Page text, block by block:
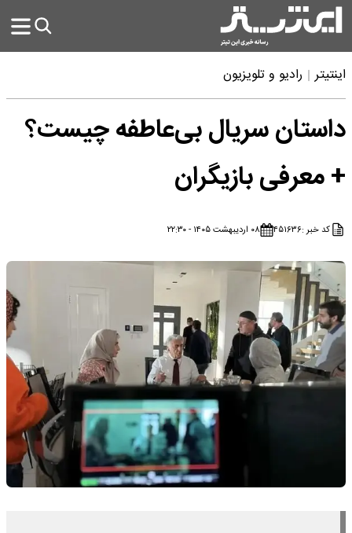
اینتیتر رادیو و تلویزیون
داستان سریال بی‌عاطفه چیست؟
+ معرفی بازیگران
کد خبر :۴۵۱۶۳۶ ۰۸ اردیبهشت ۱۴۰۵ - ۲۲:۳۰